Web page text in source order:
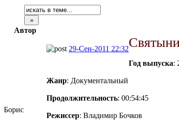
Автор
Борис
29-Сен-2011 22:32
Год выпуска:
Жанр: Документальный
Продолжительность: 00:54:45
Режиссер: Владимир Бочков